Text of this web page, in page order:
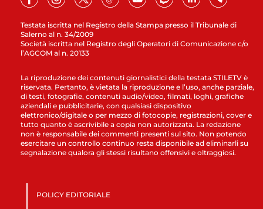
Testata iscritta nel Registro della Stampa presso il Tribunale di
Salerno al n. 34/2009
Società iscritta nel Registro degli Operatori di Comunicazione c/o
l’AGCOM al n. 20133
La riproduzione dei contenuti giornalistici della testata STILETV è
riservata. Pertanto, è vietata la riproduzione e l’uso, anche parziale,
di testi, fotografie, contenuti audio/video, filmati, loghi, grafiche
aziendali e pubblicitarie, con qualsiasi dispositivo
elettronico/digitale o per mezzo di fotocopie, registrazioni, cover e
tutto quanto è ascrivibile a copia non autorizzata. La redazione
non è responsabile dei commenti presenti sul sito. Non potendo
esercitare un controllo continuo resta disponibile ad eliminarli su
segnalazione qualora gli stessi risultano offensivi e oltraggiosi.
POLICY EDITORIALE